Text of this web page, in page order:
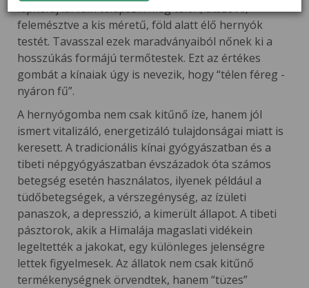
lepkefaj lárváin telepszik meg télen, átszőve,
felemésztve a kis méretű, föld alatt élő hernyók
testét. Tavasszal ezek maradványaiból nőnek ki a
hosszúkás formájú termőtestek. Ezt az értékes
gombát a kínaiak úgy is nevezik, hogy “télen féreg -
nyáron fű”.
A hernyógomba nem csak kitűnő íze, hanem jól
ismert vitalizáló, energetizáló tulajdonságai miatt is
keresett. A tradicionális kínai gyógyászatban és a
tibeti népgyógyászatban évszázadok óta számos
betegség esetén használatos, ilyenek például a
tüdőbetegségek, a vérszegénység, az ízületi
panaszok, a depresszió, a kimerült állapot. A tibeti
pásztorok, akik a Himalája magaslati vidékein
legeltették a jakokat, egy különleges jelenségre
lettek figyelmesek. Az állatok nem csak kitűnő
termékenységnek örvendtek, hanem “tüzes”